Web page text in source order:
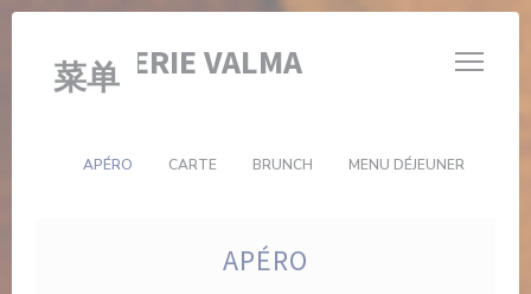
Cookie管理面板
BRASSERIE VALMA
菜单
APÉRO
APÉRO CARTE BRUNCH MENU DÉJEUNER